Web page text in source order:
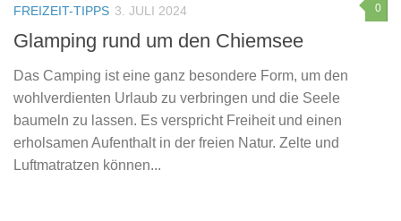
0
FREIZEIT-TIPPS 3. JULI 2024
Glamping rund um den Chiemsee
Das Camping ist eine ganz besondere Form, um den
wohlverdienten Urlaub zu verbringen und die Seele
baumeln zu lassen. Es verspricht Freiheit und einen
erholsamen Aufenthalt in der freien Natur. Zelte und
Luftmatratzen können...